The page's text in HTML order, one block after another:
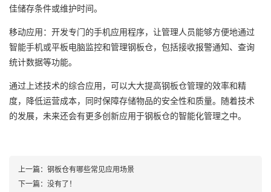
佳储存条件或维护时间。
移动应用：开发专门的手机应用程序，让管理人员能够方便地通过
智能手机或平板电脑监控和管理钢板仓，包括接收报警通知、查询
统计数据等功能。
通过上述技术的综合应用，可以大大提高钢板仓管理的效率和精
度，降低运营成本，同时保障存储物品的安全性和质量。随着技术
的发展，未来还会有更多创新应用于钢板仓的智能化管理之中。
上一篇： 钢板仓有哪些常见应用场景
下一篇：没有了！